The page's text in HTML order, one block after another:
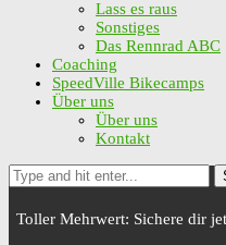
Lass es raus
Sonstiges
Das Rennrad ABC
Coaching
SpeedVille Bikecamps
Über uns
Über uns
Kontakt
Toller Mehrwert: Sichere dir